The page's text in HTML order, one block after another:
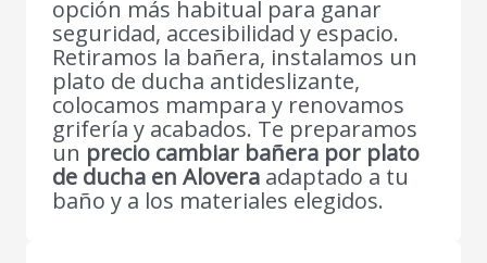
opción más habitual para ganar
seguridad, accesibilidad y espacio.
Retiramos la bañera, instalamos un
plato de ducha antideslizante,
colocamos mampara y renovamos
grifería y acabados. Te preparamos
un precio cambiar bañera por plato
de ducha en Alovera adaptado a tu
baño y a los materiales elegidos.